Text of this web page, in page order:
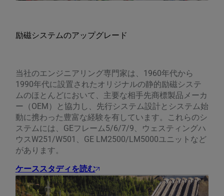
励磁システムのアップグレード
当社のエンジニアリング専門家は、1960年代から
1990年代に設置されたオリジナルの静的励磁システ
ムのほとんどにおいて、主要な相手先商標製品メーカ
ー（OEM）と協力し、先行システム設計とシステム始
動に携わった豊富な経験を有しています。これらのシ
ステムには、GEフレーム5/6/7/9、ウェスティングハ
ウスW251/W501、GE LM2500/LM5000ユニットなど
があります。
ケーススタディを読む